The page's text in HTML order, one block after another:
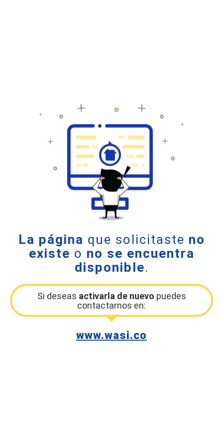
La página que solicitaste no
existe o no se encuentra
disponible.
Si deseas activarla de nuevo puedes
contactarnos en:
www.wasi.co